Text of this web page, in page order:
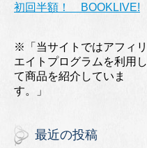
初回半額！ BOOKLIVE!
※「当サイトではアフィリ
エイトプログラムを利用し
て商品を紹介していま
す。」
最近の投稿